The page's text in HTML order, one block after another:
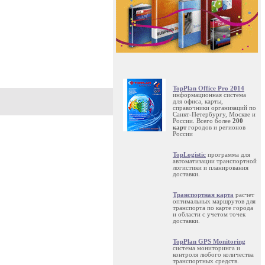
TopPlan Office Pro 2014
информационная система
для офиса, карты,
справочники организаций по
Санкт-Петербургу, Москве и
России. Всего более 200
картгородов и регионов
России
TopLogistic программа для
автоматизации транспортной
логистики и планирования
доставки.
Транспортная карта расчет
оптимальных маршрутов для
транспорта по карте города
и области с учетом точек
доставки.
TopPlan GPS Monitoring
система мониторинга и
контроля любого количества
транспортных средств.